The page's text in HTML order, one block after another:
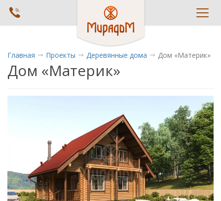
Главная Проекты Деревянные дома Дом «Материк»
Дом «Материк»